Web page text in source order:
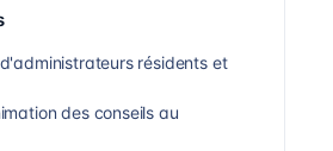
résidents et
des conseils au